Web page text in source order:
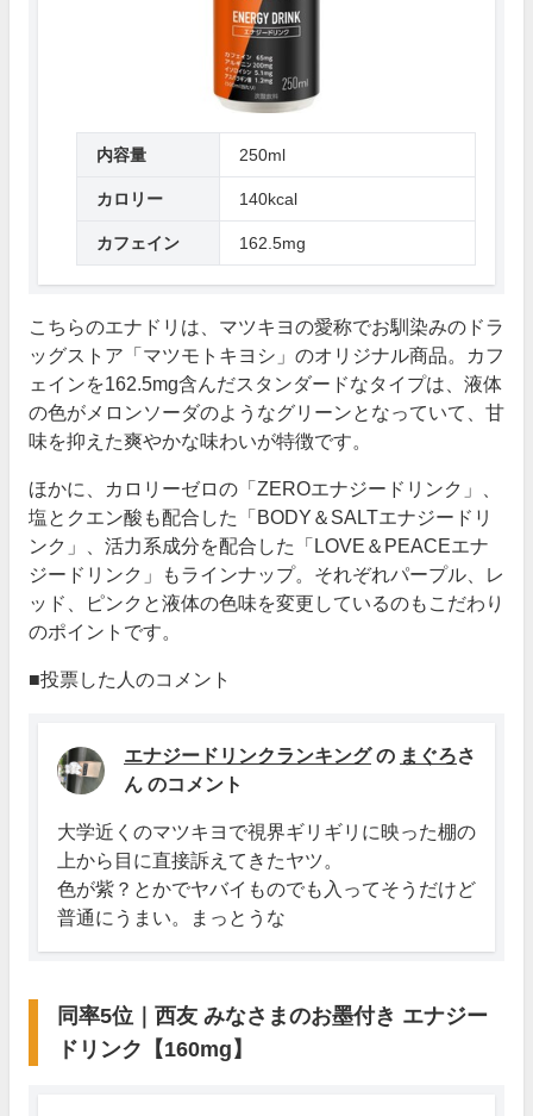
内容量 250ml
カロリー 140kcal
カフェイン 162.5mg
こちらのエナドリは、マツキヨの愛称でお馴染みのドラ
ッグストア「マツモトキヨシ」のオリジナル商品。カフ
ェインを162.5mg含んだスタンダードなタイプは、液体
の色がメロンソーダのようなグリーンとなっていて、甘
味を抑えた爽やかな味わいが特徴です。
ほかに、カロリーゼロの「ZEROエナジードリンク」、
塩とクエン酸も配合した「BODY＆SALTエナジードリ
ンク」、活力系成分を配合した「LOVE＆PEACEエナ
ジードリンク」もラインナップ。それぞれパープル、レ
ッド、ピンクと液体の色味を変更しているのもこだわり
のポイントです。
■投票した人のコメント
エナジードリンクランキングの まぐろさ
ん のコメント
大学近くのマツキヨで視界ギリギリに映った棚の
上から目に直接訴えてきたヤツ。
色が紫？とかでヤバイものでも入ってそうだけど
普通にうまい。まっとうな
同率5位｜西友 みなさまのお墨付き エナジー
ドリンク【160mg】